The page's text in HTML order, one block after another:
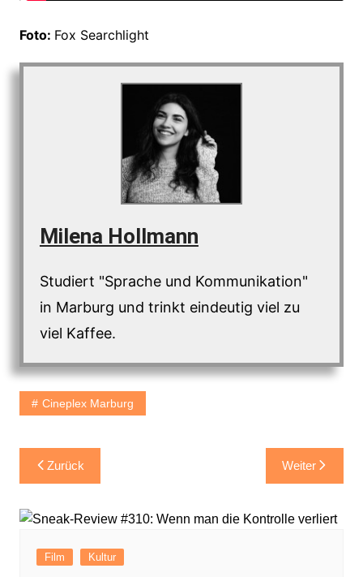
Foto: Fox Searchlight
Milena Hollmann
Studiert "Sprache und Kommunikation"
in Marburg und trinkt eindeutig viel zu
viel Kaffee.
Cineplex Marburg
Beitragsnavigation
Zurück Weiter
Film Kultur